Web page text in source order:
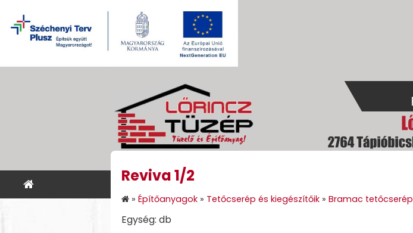
KEZDŐLAP
Reviva 1/2
» Építőanyagok » Tetőcserép és kiegészítőik » Bramac tetőcserép
Egység: db